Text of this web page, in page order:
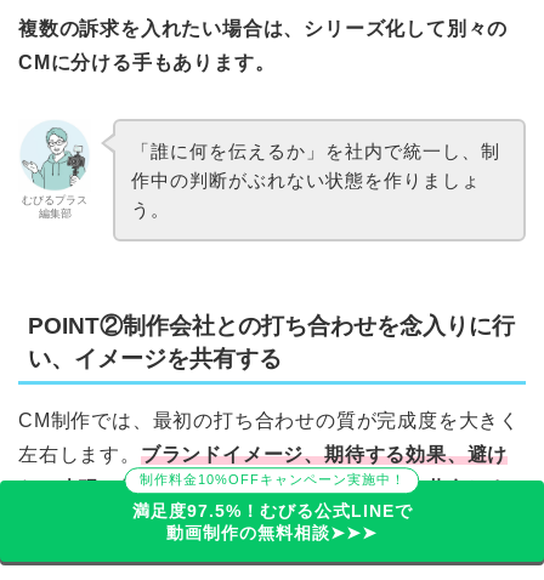
複数の訴求を入れたい場合は、シリーズ化して別々の
CMに分ける手もあります。
むびるプラス
編集部
「誰に何を伝えるか」を社内で統一し、制
作中の判断がぶれない状態を作りましょ
う。
POINT②制作会社との打ち合わせを念入りに行
い、イメージを共有する
CM制作では、最初の打ち合わせの質が完成度を大きく
左右します。 ブランドイメージ、期待する効果、避け
たい表現、予算の上限を制作会社へ具体的に共有しま
制作料金10%OFFキャンペーン実施中！
満足度97.5%！むびる公式LINEで
動画制作の無料相談➤➤➤